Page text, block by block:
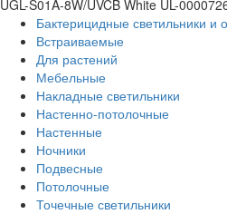
UGL-S01A-8W/UVCB White UL-
Бактерицидные светильники и
Встраиваемые
Для растений
Мебельные
Накладные светильники
Настенно-потолочные
Настенные
Ночники
Подвесные
Потолочные
Точечные светильники